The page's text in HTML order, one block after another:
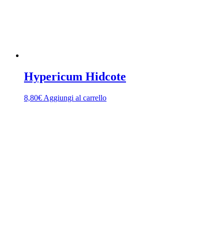
Hypericum Hidcote
8,80€ Aggiungi al carrello